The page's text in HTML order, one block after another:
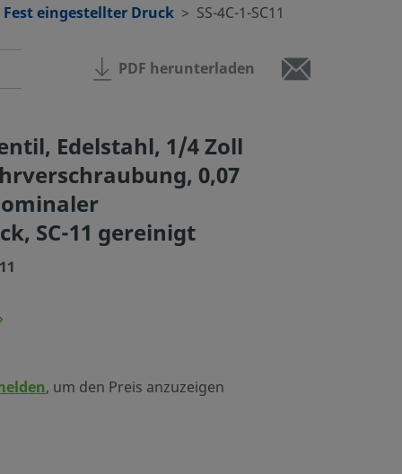
Fest eingestellter Druck SS-4C-1-SC11
PDF herunterladen
Edelstahl, 1/4 Zoll
0,07
SC-11 gereinigt
, um den Preis anzuzeigen